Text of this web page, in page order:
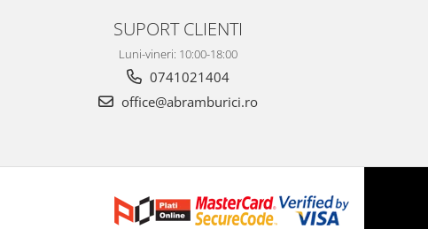
SUPORT CLIENTI
Luni-vineri: 10:00-18:00
0741021404
office@abramburici.ro